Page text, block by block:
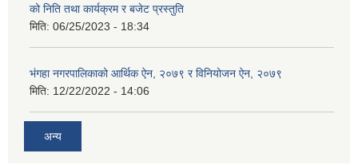
को निति तथा कार्यक्रम र बजेट प्रस्तुति
मिति: 06/25/2023 - 18:34
भंगहा नगरपालिकाको आर्थिक ऐन, २०७९ र विनियोजन ऐन, २०७९
मिति: 12/22/2022 - 14:06
अन्य